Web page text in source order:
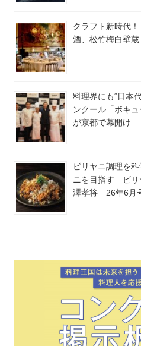
クラフト新時代
酒、松竹梅白壁蔵
料理界にも“日本
ンクール「ボキ
が京都で幕開け
ビリヤニ調理を
ニを目指す ビリ
澤孝将 26年6月